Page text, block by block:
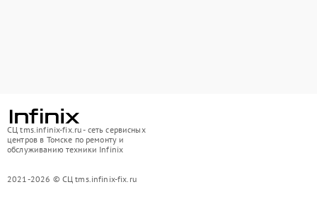
СЦ tms.infinix-fix.ru - сеть сервисных
центров в Томске по ремонту и
обслуживанию техники Infinix
2021-2026 © СЦ tms.infinix-fix.ru